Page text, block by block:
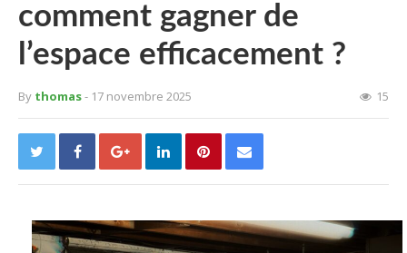
comment gagner de
l’espace efficacement ?
By thomas- 17 novembre 2025 15